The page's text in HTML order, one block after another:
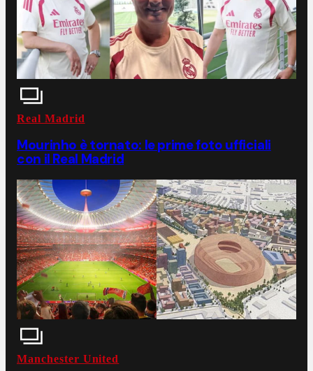
Real Madrid
Mourinho è tornato: le prime foto ufficiali
con il Real Madrid
Manchester United